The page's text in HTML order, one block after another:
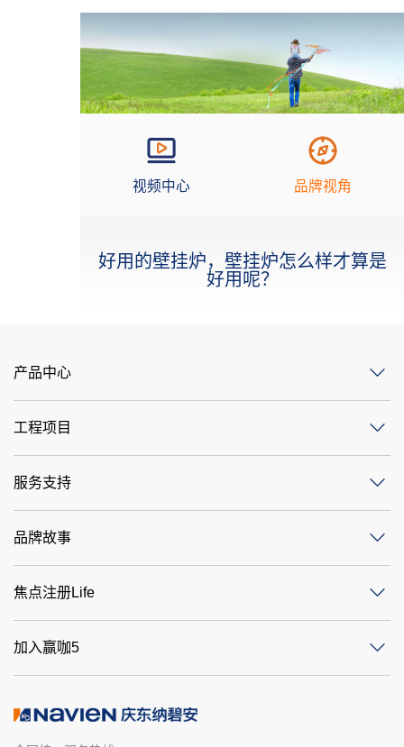
视频中心 品牌视角
好用的壁挂炉，壁挂炉怎么样才算是
好用呢？
产品中心
工程项目
服务支持
品牌故事
焦点注册Life
加入赢咖5